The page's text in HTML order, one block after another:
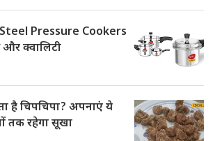
Pressure Cookers
और क्वालिटी
है चिपचिपा? अपनाएं ये
तक रहेगा सूखा